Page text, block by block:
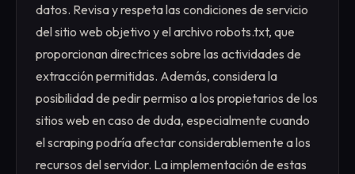
datos. Revisa y respeta las condiciones de servicio
del sitio web objetivo y el archivo robots.txt, que
proporcionan directrices sobre las actividades de
extracción permitidas. Además, considera la
posibilidad de pedir permiso a los propietarios de los
sitios web en caso de duda, especialmente cuando
el scraping podría afectar considerablemente a los
recursos del servidor. La implementación de estas